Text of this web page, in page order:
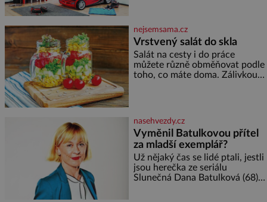
soustředění i odpočinek a
reaguje na každou etapu života
a specifické potřeby dítěte. Pro
nejmenší je klíčová
jednoduchost, měkkost a
bezpečí, proto by pokoj
nejsemsama.cz
Vrstvený salát do skla
Salát na cesty i do práce
můžete různě obměňovat podle
toho, co máte doma. Zálivkou
potřebujete: ✿ 1/4 ledového
nebo jiného salátu (římský salát,
polníček…) ✿ 1 malá konzerva
kukuřice ✿ ½ okurky ✿ 2
rajčata Zálivka: ✿ 4 lžíce
olivového oleje ✿ 1 lžíci
citronové šťávy ✿ ½ stroužku
nasehvezdy.cz
Vyměnil Batulkovou přítel
za mladší exemplář?
Už nějaký čas se lidé ptali, jestli
jsou herečka ze seriálu
Slunečná Dana Batulková (68) a